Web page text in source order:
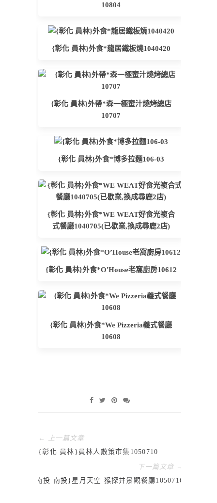
10804
{彰化 員林}外食*龍居鐵板燒1040420
{彰化 員林}外帶*森一極蜜汁燒烤總店
10707
{彰化 員林}外食*博多拉麵106-03
{彰化 員林}外食*WE WEAT好食光複合
式餐廳1040705(已歇業,換成尋鹿2店)
{彰化 員林}外食*O'House老窩廚房10612
{彰化 員林}外食*We Pizzeria義式餐廳
10608
← 上一篇文章
{彰化 員林}員林人散策市集1050710
下一篇文章 →
{南投 南投}星月天空 猴探井景觀餐廳1050716